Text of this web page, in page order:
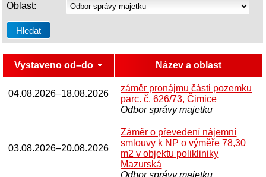
Oblast:
Vystaveno od–do Název a oblast
04.08.2026–18.08.2026
záměr pronájmu části pozemku
parc. č. 626/73, Čimice
Odbor správy majetku
03.08.2026–20.08.2026
Záměr o převedení nájemní
smlouvy k NP o výměře 78,30
m2 v objektu polikliniky
Mazurská